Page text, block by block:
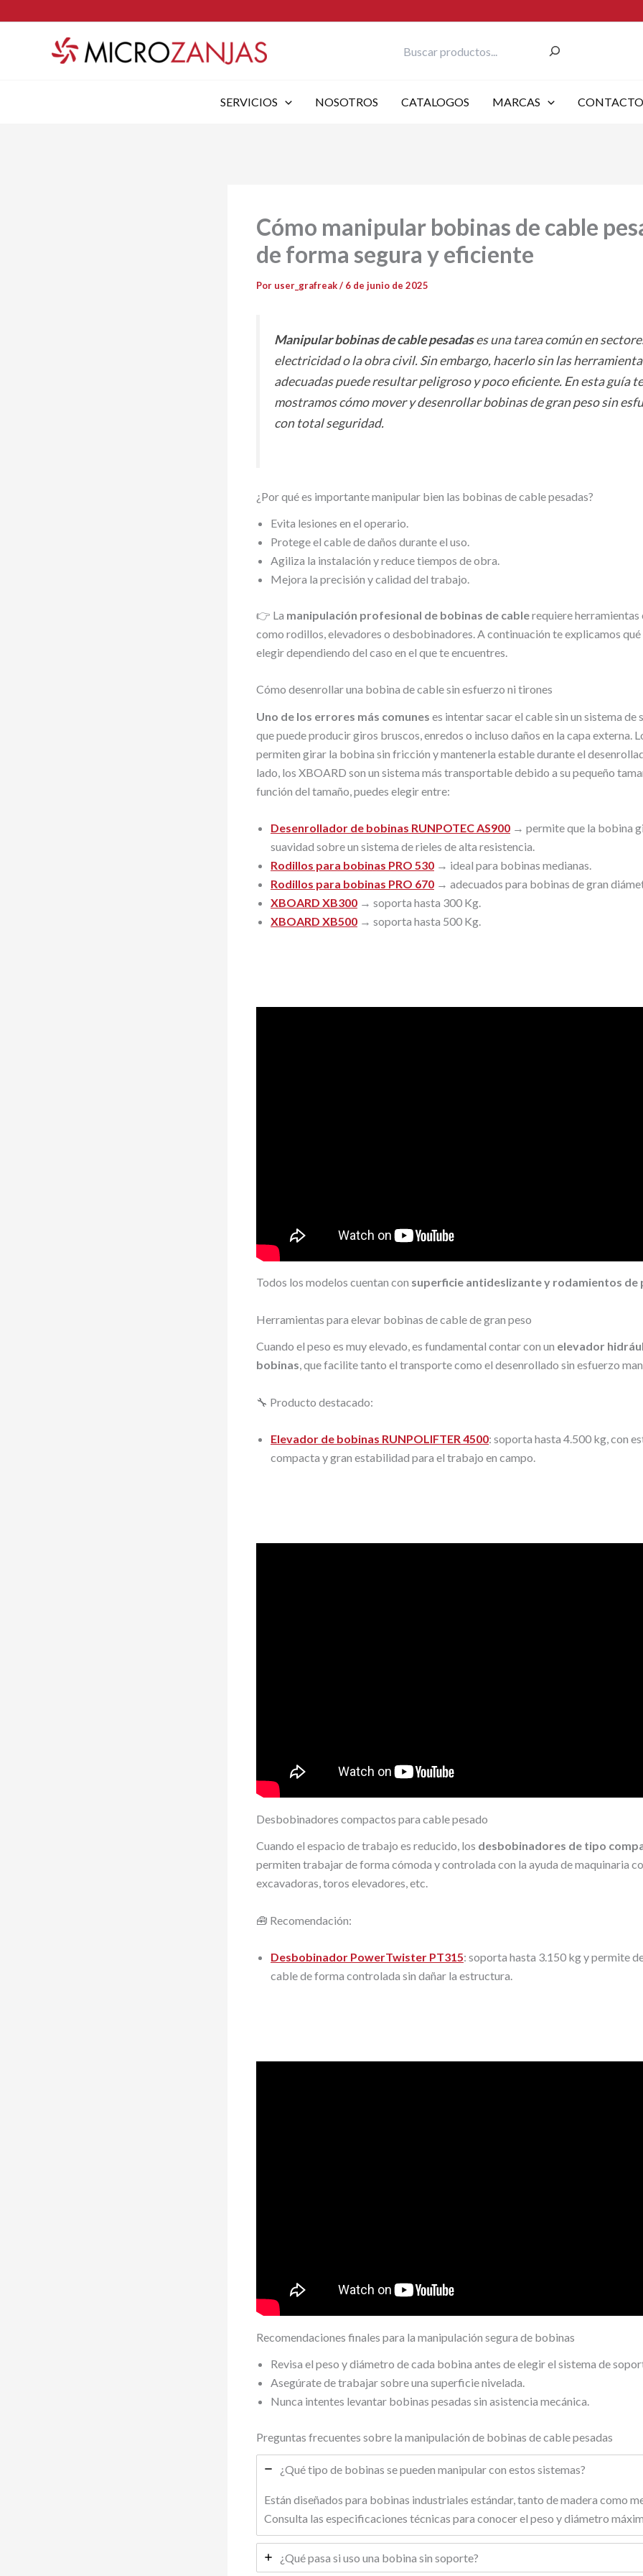
al
SERVICIOS NOSOTROS CATALOGOS MARCAS CONTACTO
Cómo manipular bobinas de cable
de forma segura y eficiente
Por user_grafreak/ 6 de junio de 2025
Manipular bobinas de cable pesadases una tarea común en
electricidad o la obra civil. Sin embargo, hacerlo sin las
adecuadas puede resultar peligroso y poco eficiente. En esta guía te
mostramos cómo mover y desenrollar bobinas de gran peso sin
con total seguridad.
¿Por qué es importante manipular bien las bobinas de cable pesadas?
Evita lesiones en el operario.
Protege el cable de daños durante el uso.
Agiliza la instalación y reduce tiempos de obra.
Mejora la precisión y calidad del trabajo.
👉 La manipulación profesional de bobinas de cablerequiere herramientas
como rodillos, elevadores o desbobinadores. A continuación te explicamos
elegir dependiendo del caso en el que te encuentres.
Cómo desenrollar una bobina de cable sin esfuerzo ni tirones
Uno de los errores más comunes es intentar sacar el cable sin un sistema de
que puede producir giros bruscos, enredos o incluso daños en la capa externa.
permiten girar la bobina sin fricción y mantenerla estable durante el
lado, los XBOARD son un sistema más transportable debido a su pequeño
función del tamaño, puedes elegir entre:
Desenrollador de bobinas RUNPOTEC AS900 → permite que la bobina
suavidad sobre un sistema de rieles de alta resistencia.
Rodillos para bobinas PRO 530 → ideal para bobinas medianas.
Rodillos para bobinas PRO 670 → adecuados para bobinas de gran
XBOARD XB300 → soporta hasta 300 Kg.
XBOARD XB500 → soporta hasta 500 Kg.
Todos los modelos cuentan con superficie antideslizante y rodamientos de
Herramientas para elevar bobinas de cable de gran peso
Cuando el peso es muy elevado, es fundamental contar con un elevador
bobinas, que facilite tanto el transporte como el desenrollado sin esfuerzo
🔧 Producto destacado:
Elevador de bobinas RUNPOLIFTER 4500: soporta hasta 4.500 kg, con
compacta y gran estabilidad para el trabajo en campo.
Desbobinadores compactos para cable pesado
Cuando el espacio de trabajo es reducido, los desbobinadores de tipo
permiten trabajar de forma cómoda y controlada con la ayuda de maquinaria
excavadoras, toros elevadores, etc.
🧰 Recomendación:
Desbobinador PowerTwister PT315: soporta hasta 3.150 kg y permite
cable de forma controlada sin dañar la estructura.
Recomendaciones finales para la manipulación segura de bobinas
Revisa el peso y diámetro de cada bobina antes de elegir el sistema de
Asegúrate de trabajar sobre una superficie nivelada.
Nunca intentes levantar bobinas pesadas sin asistencia mecánica.
Preguntas frecuentes sobre la manipulación de bobinas de cable pesadas
¿Qué tipo de bobinas se pueden manipular con estos sistemas?
Están diseñados para bobinas industriales estándar, tanto de madera como
Consulta las especificaciones técnicas para conocer el peso y diámetro
¿Qué pasa si uso una bobina sin soporte?